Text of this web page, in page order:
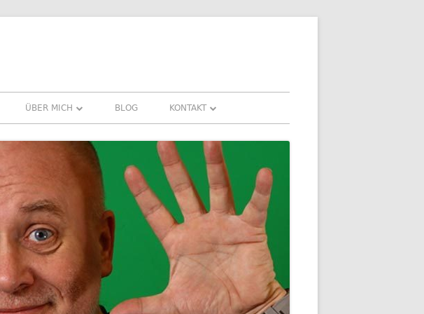
ÜBER MICH
REFERENZEN ERFAHRUNGEN UND
NEWSLETTER
BLOG KONTAKT
DOWNLOADS
FAQ
DATENSCHUTZ
IMPRESSUM